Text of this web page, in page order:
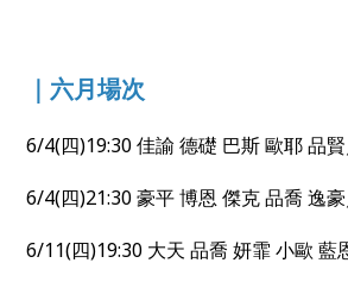
｜六月場次
6/4(四)19:30 佳諭 德礎 巴斯 歐耶 品
6/4(四)21:30 豪平 博恩 傑克 品喬 逸
6/11(四)19:30 大天 品喬 妍霏 小歐 藍